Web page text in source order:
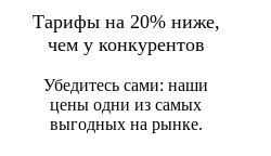
Тарифы на 20% ниже,
чем у конкурентов
Убедитесь сами: наши
цены одни из самых
выгодных на рынке.